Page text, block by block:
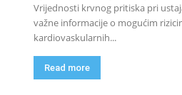
Vrijednosti krvnog pritiska pri
važne informacije o mogućim
kardiovaskularnih...
Read more